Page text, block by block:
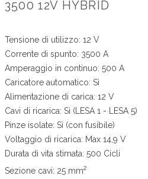
3500 12V HYBRID
Tensione di utilizzo: 12 V
Corrente di spunto: 3500 A
Amperaggio in continuo: 500 A
Caricatore automatico: Sì
Alimentazione di carica: 12 V
Cavi di ricarica: Sì (LESA 1 - LESA 5)
Pinze isolate: Sì (con fusibile)
Voltaggio di ricarica: Max 14,9 V
Durata di vita stimata: 500 Cicli
Sezione cavi: 25 mm2